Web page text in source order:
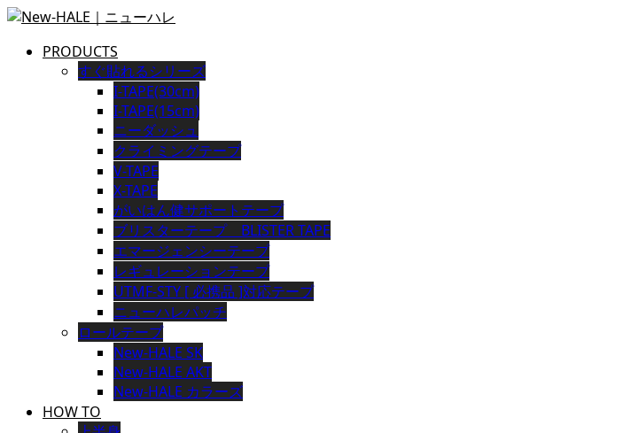
PRODUCTS
すぐ貼れるシリーズ
I-TAPE(30cm)
I-TAPE(15cm)
ニーダッシュ
クライミングテープ
V-TAPE
X-TAPE
がいはん健サポートテープ
ブリスターテープ BLISTER TAPE
エマージェンシーテープ
レギュレーションテープ
UTMF-STY [ 必携品 ]対応テープ
ニューハレパッチ
ロールテープ
New-HALE SK
New-HALE AKT
New-HALE カラーズ
HOW TO